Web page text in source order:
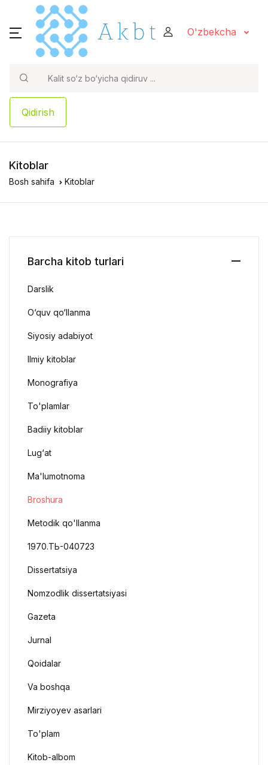
O'zbekcha
Qidirish
Kitoblar
Bosh sahifa Kitoblar
Barcha kitob turlari
Darslik
O‘quv qo‘llanma
Siyosiy adabiyot
Ilmiy kitoblar
Monografiya
To'plamlar
Badiiy kitoblar
Lug‘at
Ma'lumotnoma
Broshura
Metodik qo'llanma
1970.ТЬ-040723
Dissertatsiya
Nomzodlik dissertatsiyasi
Gazeta
Jurnal
Qoidalar
Va boshqa
Mirziyoyev asarlari
To'plam
Kitob-albom